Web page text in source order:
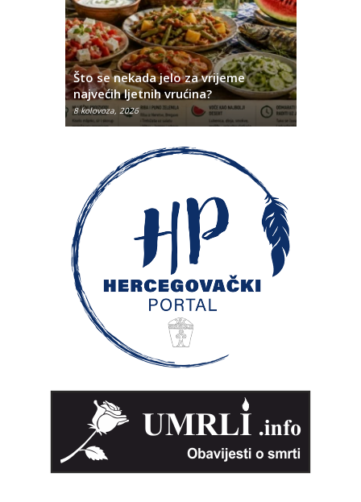
Što se nekada jelo za vrijeme
najvećih ljetnih vrućina?
8 kolovoza, 2026